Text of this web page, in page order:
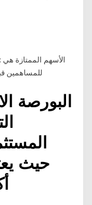
الأسهم الممتازة هي
للمساهمين
البورصة
حيث